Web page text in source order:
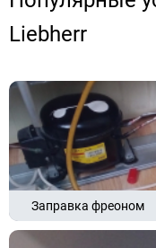
Liebherr
Заправка фреоном